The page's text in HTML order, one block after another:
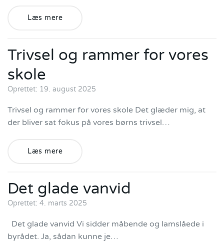
Læs mere
Trivsel og rammer for vores
skole
Oprettet: 19. august 2025
Trivsel og rammer for vores skole Det glæder mig, at
der bliver sat fokus på vores børns trivsel…
Læs mere
Det glade vanvid
Oprettet: 4. marts 2025
Det glade vanvid Vi sidder måbende og lamslåede i
byrådet. Ja, sådan kunne je…